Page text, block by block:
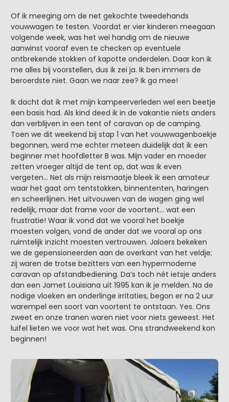
Of ik meeging om de net gekochte tweedehands
vouwwagen te testen. Voordat er vier kinderen meegaan
volgende week, was het wel handig om de nieuwe
aanwinst vooraf even te checken op eventuele
ontbrekende stokken of kapotte onderdelen. Daar kon ik
me alles bij voorstellen, dus ik zei ja. Ik ben immers de
beroerdste niet. Gaan we naar zee? Ik ga mee!
Ik dacht dat ik met mijn kampeerverleden wel een beetje
een basis had. Als kind deed ik in de vakantie niets anders
dan verblijven in een tent of caravan op de camping.
Toen we dit weekend bij stap 1 van het vouwwagenboekje
begonnen, werd me echter meteen duidelijk dat ik een
beginner met hoofdletter B was. Mijn vader en moeder
zetten vroeger altijd de tent op, dat was ik even
vergeten… Net als mijn reismaatje bleek ik een amateur
waar het gaat om tentstokken, binnententen, haringen
en scheerlijnen. Het uitvouwen van de wagen ging wel
redelijk, maar dat frame voor de voortent… wat een
frustratie! Waar ik vond dat we vooral het boekje
moesten volgen, vond de ander dat we vooral op ons
ruimtelijk inzicht moesten vertrouwen. Jaloers bekeken
we de gepensioneerden aan de overkant van het veldje;
zij waren de trotse bezitters van een hypermoderne
caravan op afstandbediening. Da’s toch nét ietsje anders
dan een Jamet Louisiana uit 1995 kan ik je melden. Na de
nodige vloeken en onderlinge irritaties, begon er na 2 uur
warempel een soort van voortent te ontstaan. Yes. Ons
zweet en onze tranen waren niet voor niets geweest. Het
luifel lieten we voor wat het was. Ons strandweekend kon
beginnen!